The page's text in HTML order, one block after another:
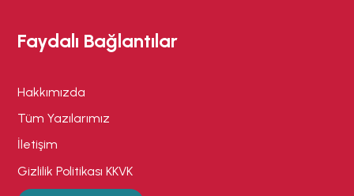
Faydalı Bağlantılar
Hakkımızda
Tüm Yazılarımız
İletişim
Gizlilik Politikası KKVK